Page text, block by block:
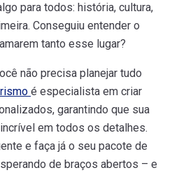
para todos: história, cultura,
Conseguiu entender o
tanto esse lugar?
não precisa planejar tudo
é especialista em criar
garantindo que sua
em todos os detalhes.
e faça já o seu pacote de
de braços abertos – e